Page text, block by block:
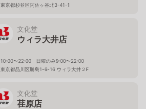
東京都杉並区阿佐ヶ谷北3-41-1
文化堂
ウィラ大井店
10:00〜22:00 日曜のみ9:00〜22:00
東京都品川区勝島1-6-16 ウィラ大井２F
文化堂
荏原店